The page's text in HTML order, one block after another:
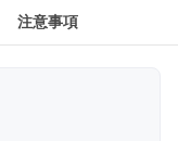
注意事項